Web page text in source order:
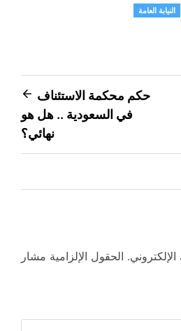
النيابة العامة
حكم محكمة الاستئناف
في السعودية .. هل هو
نهائي؟
الحقول الإلزامية مشار